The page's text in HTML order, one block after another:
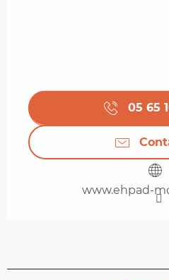
05 65
www.ehpad-